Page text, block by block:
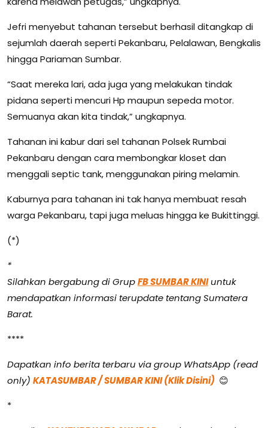
Jefri menyebut tahanan tersebut berhasil ditangkap di
sejumlah daerah seperti Pekanbaru, Pelalawan, Bengkalis
hingga Pariaman Sumbar.
“Saat mereka lari, ada juga yang melakukan tindak
pidana seperti mencuri Hp maupun sepeda motor.
Semuanya akan kita tindak,” ungkapnya.
Tahanan ini kabur dari sel tahanan Polsek Rumbai
Pekanbaru dengan cara membongkar kloset dan
menggali septic tank, menggunakan piring melamin.
Kaburnya para tahanan ini tak hanya membuat resah
warga Pekanbaru, tapi juga meluas hingga ke Bukittinggi.
(*)
*
Silahkan bergabung di GrupFB SUMBAR KINIuntuk
mendapatkan informasi terupdate tentang Sumatera
Barat.
****
Dapatkan info berita terbaru via group WhatsApp (read
only) KATASUMBAR / SUMBAR KINI (Klik Disini) 😊
*